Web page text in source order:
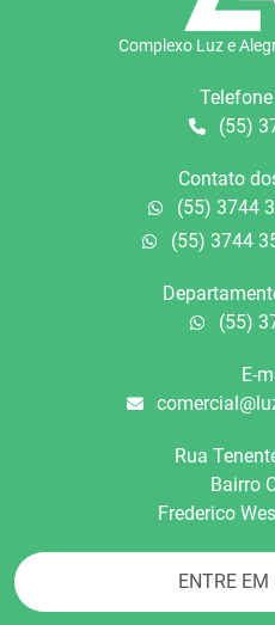
Complexo Luz e
Telefone
(55)
Contato
(55) 3744
(55) 3744
(55)
E-
Rua
Bairro
Frederico
ENTRE EM